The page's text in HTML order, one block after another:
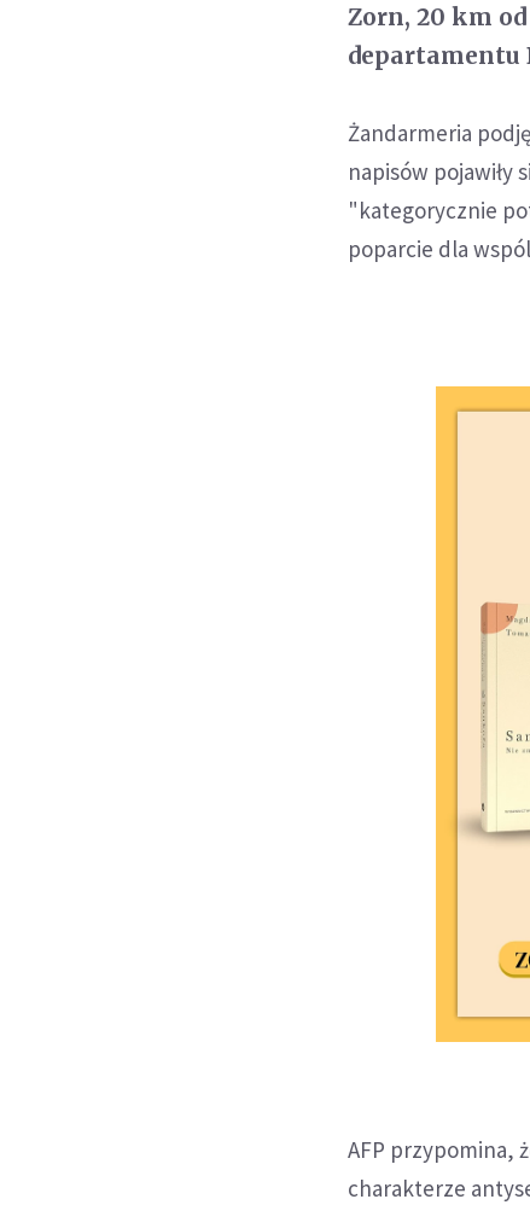
Zorn, 20 km
departamentu
Żandarmeria
napisów pojawiły
"kategorycznie
poparcie dla
AFP przypomina,
charakterze